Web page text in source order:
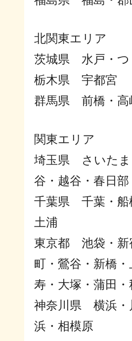
北関東エリア
茨城県 水戸・つ
栃木県 宇都宮
群馬県 前橋・高
関東エリア
埼玉県 さいたま
谷・越谷・春日部
千葉県 千葉・船
土浦
東京都 池袋・新
町・鶯谷・新橋
寿・大塚・蒲田・
神奈川県 横浜・
浜・相模原